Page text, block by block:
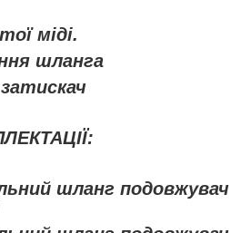
міді.
шланга
шланг подовжувач